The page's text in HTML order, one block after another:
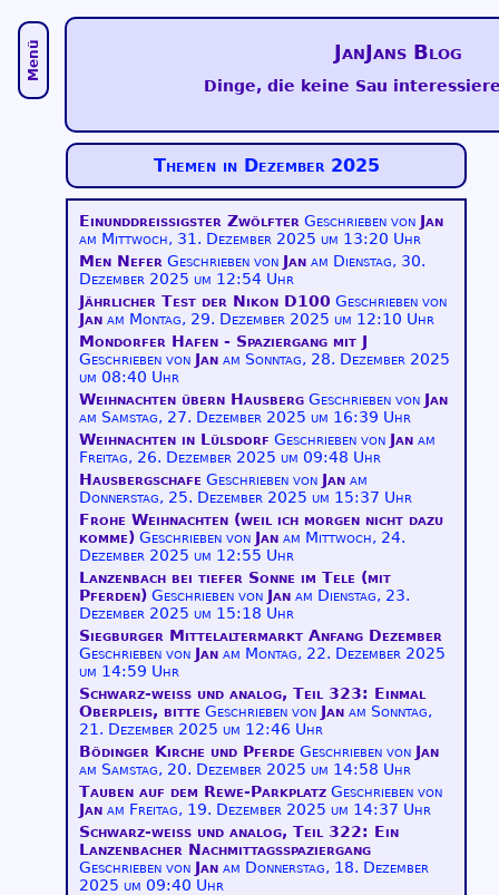
JanJans Blog
Dinge, die keine Sau
Themen in Dezember 2025
Einunddreißigster Zwölfter Geschrieben von Jan
am Mittwoch, 31. Dezember 2025 um 13:20 Uhr
Men Nefer Geschrieben von Jan am Dienstag, 30.
Dezember 2025 um 12:54 Uhr
Jährlicher Test der Nikon D100 Geschrieben von
Jan am Montag, 29. Dezember 2025 um 12:10 Uhr
Mondorfer Hafen - Spaziergang mit J
Geschrieben von Jan am Sonntag, 28. Dezember 2025
um 08:40 Uhr
Weihnachten übern Hausberg Geschrieben von Jan
am Samstag, 27. Dezember 2025 um 16:39 Uhr
Weihnachten in Lülsdorf Geschrieben von Jan am
Freitag, 26. Dezember 2025 um 09:48 Uhr
Hausbergschafe Geschrieben von Jan am
Donnerstag, 25. Dezember 2025 um 15:37 Uhr
Frohe Weihnachten (weil ich morgen nicht dazu
komme) Geschrieben von Jan am Mittwoch, 24.
Dezember 2025 um 12:55 Uhr
Lanzenbach bei tiefer Sonne im Tele (mit
Pferden) Geschrieben von Jan am Dienstag, 23.
Dezember 2025 um 15:18 Uhr
Siegburger Mittelaltermarkt Anfang Dezember
Geschrieben von Jan am Montag, 22. Dezember 2025
um 14:59 Uhr
Schwarz-weiß und analog, Teil 323: Einmal
Oberpleis, bitte Geschrieben von Jan am Sonntag,
21. Dezember 2025 um 12:46 Uhr
Bödinger Kirche und Pferde Geschrieben von Jan
am Samstag, 20. Dezember 2025 um 14:58 Uhr
Tauben auf dem Rewe-Parkplatz Geschrieben von
Jan am Freitag, 19. Dezember 2025 um 14:37 Uhr
Schwarz-weiß und analog, Teil 322: Ein
Lanzenbacher Nachmittagsspaziergang
Geschrieben von Jan am Donnerstag, 18. Dezember
2025 um 09:40 Uhr
Menü